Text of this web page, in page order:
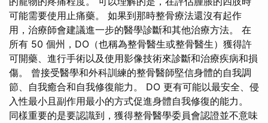
可能需要使用止痛藥。 如果到那時整骨療法還沒有起作
用，治療師會建議進一步的醫學診斷和其他治療方法。 在
所有 50 個州，DO（也稱為整骨醫生或整骨醫生）獲得許
可開藥、進行手術以及使用影像技術來診斷和治療疾病和損
傷。 曾接受醫學和外科訓練的整骨醫師堅信身體的自我調
節、自我癒合和自我修復能力。 DO 更有可能以最安全、侵
入性最小且副作用最小的方式促進身體自我修復的能力。
同樣重要的是要認識到，獲得整骨醫學委員會認證並不意味